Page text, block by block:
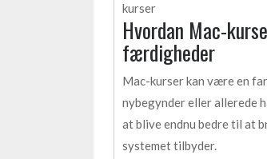
kurser
Hvordan Mac-
færdigheder
Mac-kurser kan være en
nybegynder eller allerede
at blive endnu bedre til at
systemet tilbyder.